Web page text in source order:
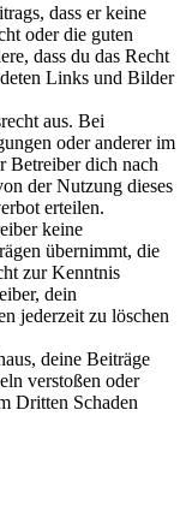
dass er keine
oder die guten
dass du das Recht
Links und Bilder
aus. Bei
oder anderer im
Betreiber dich nach
der Nutzung dieses
erteilen.
keine
übernimmt, die
zur Kenntnis
dein
jederzeit zu löschen
deine Beiträge
verstoßen oder
Dritten Schaden